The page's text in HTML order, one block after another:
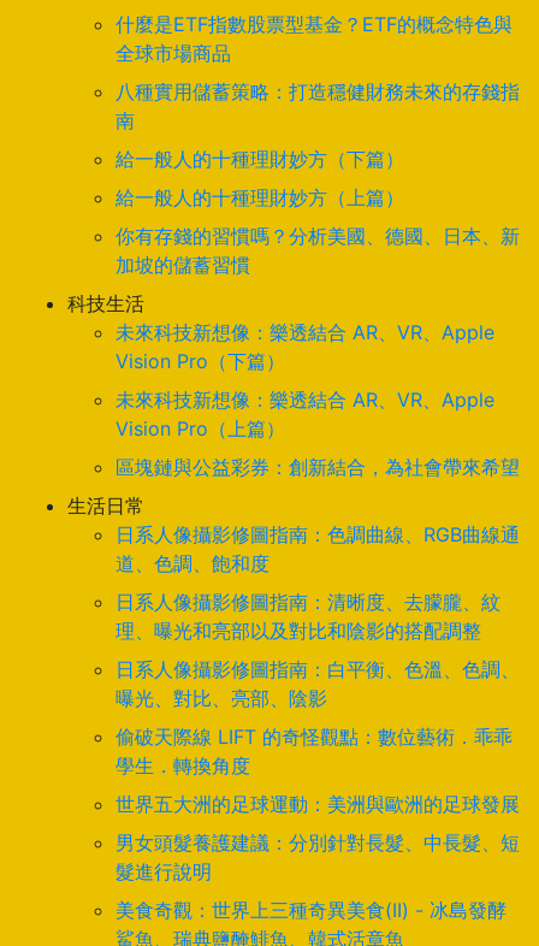
什麼是ETF指數股票型基金？ETF的概念特色與
全球市場商品
八種實用儲蓄策略：打造穩健財務未來的存錢指
南
給一般人的十種理財妙方（下篇）
給一般人的十種理財妙方（上篇）
你有存錢的習慣嗎？分析美國、德國、日本、新
加坡的儲蓄習慣
科技生活
未來科技新想像：樂透結合 AR、VR、Apple
Vision Pro（下篇）
未來科技新想像：樂透結合 AR、VR、Apple
Vision Pro（上篇）
區塊鏈與公益彩券：創新結合，為社會帶來希望
生活日常
日系人像攝影修圖指南：色調曲線、RGB曲線通
道、色調、飽和度
日系人像攝影修圖指南：清晰度、去朦朧、紋
理、曝光和亮部以及對比和陰影的搭配調整
日系人像攝影修圖指南：白平衡、色溫、色調、
曝光、對比、亮部、陰影
偷破天際線 LIFT 的奇怪觀點：數位藝術．乖乖
學生．轉換角度
世界五大洲的足球運動：美洲與歐洲的足球發展
男女頭髮養護建議：分別針對長髮、中長髮、短
髮進行說明
美食奇觀：世界上三種奇異美食(II) - 冰島發酵
鯊魚、瑞典鹽醃鯡魚、韓式活章魚